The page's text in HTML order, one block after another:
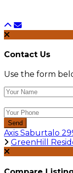
Contact Us
Use the form
Send
Axis Saburtalo
GreenHill